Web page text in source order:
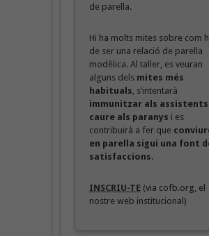
de parella.
Hi ha molts mites sobre com
de ser una relació de parella
modèlica. Al taller, es veuran
alguns dels mites més
habituals , s’intentarà
immunitzar als assistents
caure als paranys i es
contribuirà a fer que
en parella sigui una font
satisfaccions.
INSCRIU-TE(via cofb.org, el
nostre web institucional)